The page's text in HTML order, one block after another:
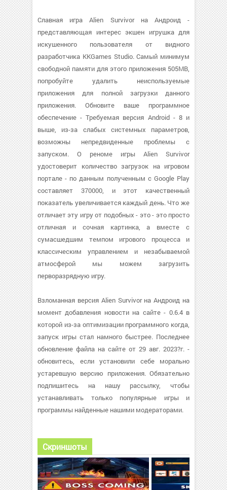
Славная игра Alien Survivor на Андроид -
представляющая интерес экшен игрушка для
искушенного пользователя от видного
разработчика KKGames Studio. Самый минимум
свободной памяти для этого приложения 505MB,
попробуйте удалить неиспользуемые
приложения для полной загрузки данного
приложения. Обновите ваше программное
обеспечение - Требуемая версия Android - 8 и
выше, из-за слабых системных параметров,
возможны непредвиденные проблемы с
запуском. О реноме игры Alien Survivor
удостоверит количество загрузок на игровом
портале - по данным полученным с Google Play
составляет 370000, и этот качественный
показатель увеличивается каждый день. Что же
отличает эту игру от подобных - это - это просто
отличная и сочная картинка, а вместе с
сумасшедшим темпом игрового процесса и
классическим управлением и незабываемой
атмосферой мы можем загрузить
перворазрядную игру.
Взломанная версия Alien Survivor на Андроид на
момент добавления новости на сайте - 0.6.4 в
которой из-за оптимизации программного когда,
запуск игры стал намного быстрее. Последнее
обновление файла на сайте от 29 авг. 2023?г. -
обновитесь, если установили себе морально
устаревшую версию приложения. Обязательно
подпишитесь на нашу рассылку, чтобы
устанавливать только популярные игры и
программы найденные нашими модераторами.
Скриншоты